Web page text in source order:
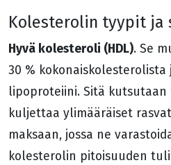
Kolesterolin tyypit
Hyvä kolesteroli (HDL). Se
30 % kokonaiskolesterolista
lipoproteiini. Sitä kutsutaan
kuljettaa ylimääräiset
maksaan, jossa ne
kolesterolin pitoisuuden